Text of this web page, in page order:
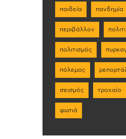
παιδεία πανδημία
περιβάλλον
πολιτισμός
πόλεμος
σεισμός τροχαίο
φωτιά